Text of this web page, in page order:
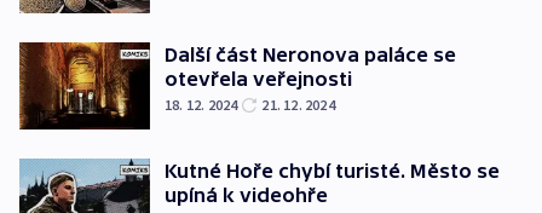
Další část Neronova paláce se
otevřela veřejnosti
18. 12. 2024 21. 12. 2024
Kutné Hoře chybí turisté. Město se
upíná k videohře